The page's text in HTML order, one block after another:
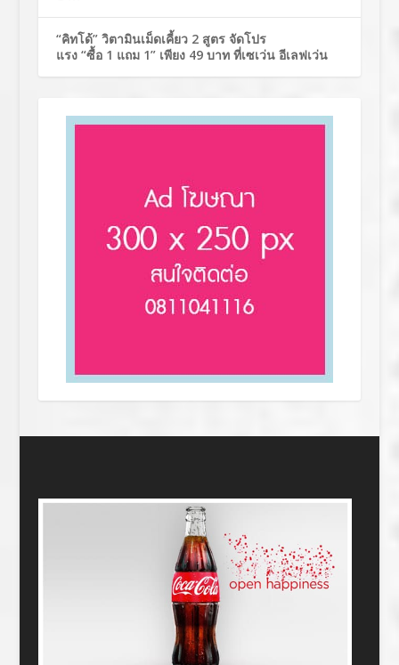
“คิทโด้” วิตามินเม็ดเคี้ยว 2 สูตร จัดโปร
แรง “ซื้อ 1 แถม 1” เพียง 49 บาท ที่เซเว่น อีเลฟเว่น